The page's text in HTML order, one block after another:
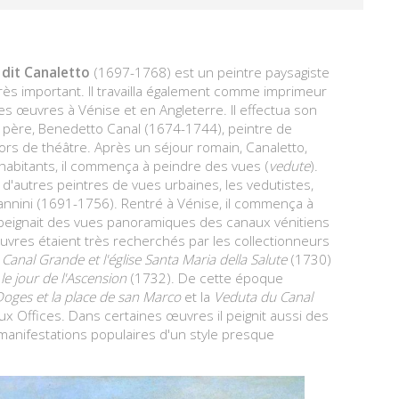
dit Canaletto (1697-1768) est un peintre paysagiste
important. Il travailla également comme imprimeur
œuvres à Vénise et en Angleterre. Il effectua son
Benedetto Canal (1674-1744), peintre de
de théâtre. Après un séjour romain, Canaletto,
il commença à peindre des vues (vedute).
peintres de vues urbaines, les vedutistes,
(1691-1756). Rentré à Vénise, il commença à
des vues panoramiques des canaux vénitiens
étaient très recherchés par les collectionneurs
Canal Grande et l'église Santa Maria della Salute (1730)
jour de l'Ascension(1732). De cette époque
et la place de san Marco et la Veduta du Canal
Offices. Dans certaines œuvres il peignit aussi des
populaires d'un style presque